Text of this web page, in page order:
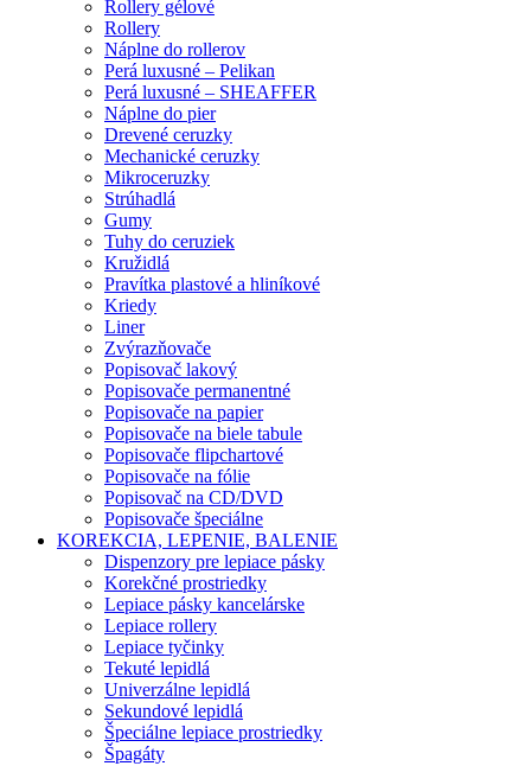
Rollery gélové
Rollery
Náplne do rollerov
Perá luxusné – Pelikan
Perá luxusné – SHEAFFER
Náplne do pier
Drevené ceruzky
Mechanické ceruzky
Mikroceruzky
Strúhadlá
Gumy
Tuhy do ceruziek
Kružidlá
Pravítka plastové a hliníkové
Kriedy
Liner
Zvýrazňovače
Popisovač lakový
Popisovače permanentné
Popisovače na papier
Popisovače na biele tabule
Popisovače flipchartové
Popisovače na fólie
Popisovač na CD/DVD
Popisovače špeciálne
KOREKCIA, LEPENIE, BALENIE
Dispenzory pre lepiace pásky
Korekčné prostriedky
Lepiace pásky kancelárske
Lepiace rollery
Lepiace tyčinky
Tekuté lepidlá
Univerzálne lepidlá
Sekundové lepidlá
Špeciálne lepiace prostriedky
Špagáty